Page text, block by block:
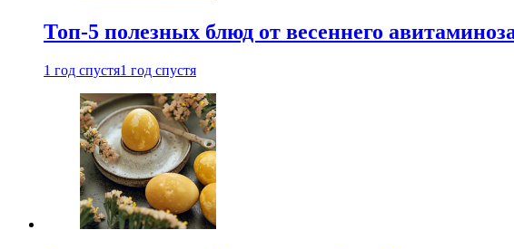
Топ-5 полезных блюд от весеннего
1 год спустя1 год спустя